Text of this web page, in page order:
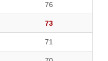
76
73
71